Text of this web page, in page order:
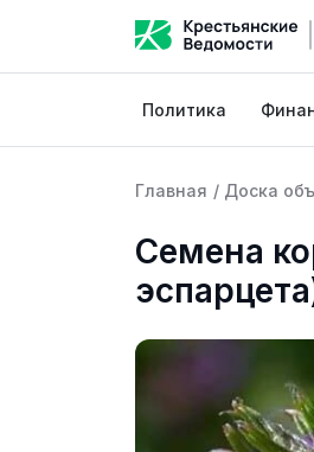
Политика
Главная / Доска
Семена